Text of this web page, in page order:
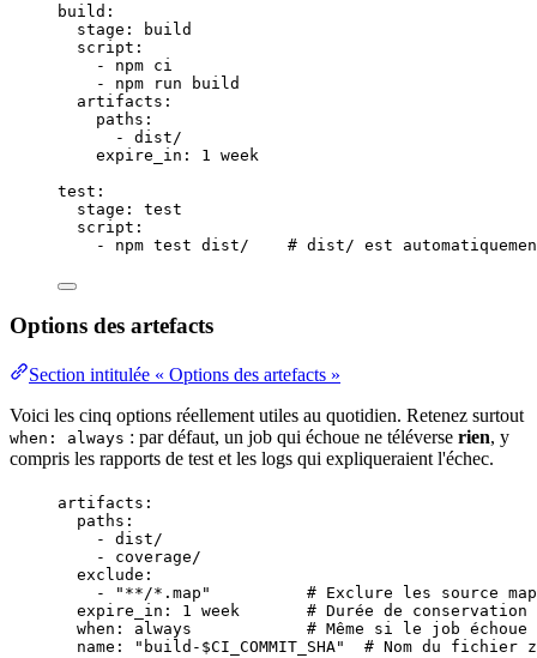
build :
stage :
build
script :
- npm ci
- npm run build
artifacts :
paths :
- dist/
expire_in : 1 week
test :
stage : test
script :
- npm test dist/ # dist/ est
Options des artefacts
Section intitulée « Options des artefacts »
Voici les cinq options réellement utiles au quotidien. Retenez surtout
when: always : par défaut, un job qui échoue ne téléverse rien, y
compris les rapports de test et les logs qui expliqueraient l'échec.
artifacts :
paths :
- dist/
- coverage/
exclude :
-
" **/*.map "
# Exclure les source
expire_in : 1 week
# Durée de conservation
when : always
# Même si le job échoue
name : " build-$CI_COMMIT_SHA" # Nom du fichier